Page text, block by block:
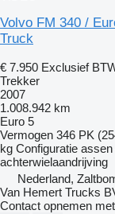
Volvo FM 340 /
Truck
€ 7.950 Exclusief
Trekker
2007
1.008.942 km
Euro 5
Vermogen 346 PK
kg Configuratie assen
achterwielaandrijving
Nederland,
Van Hemert Trucks
Contact opnemen